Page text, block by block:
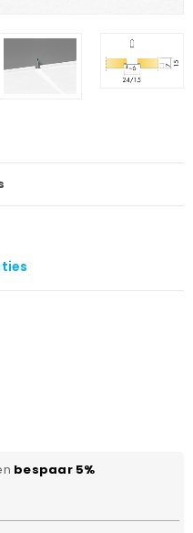
bespaar 5%